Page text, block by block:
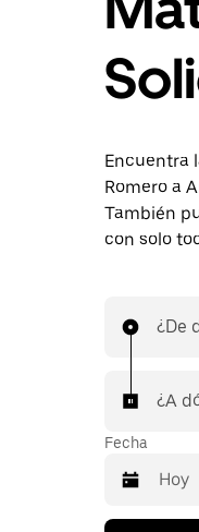
Encuentra
Romero a
También
con solo
¿De
¿A
Fecha